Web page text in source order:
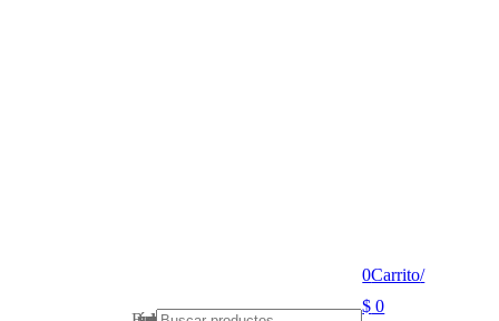
0Carrito/
$ 0